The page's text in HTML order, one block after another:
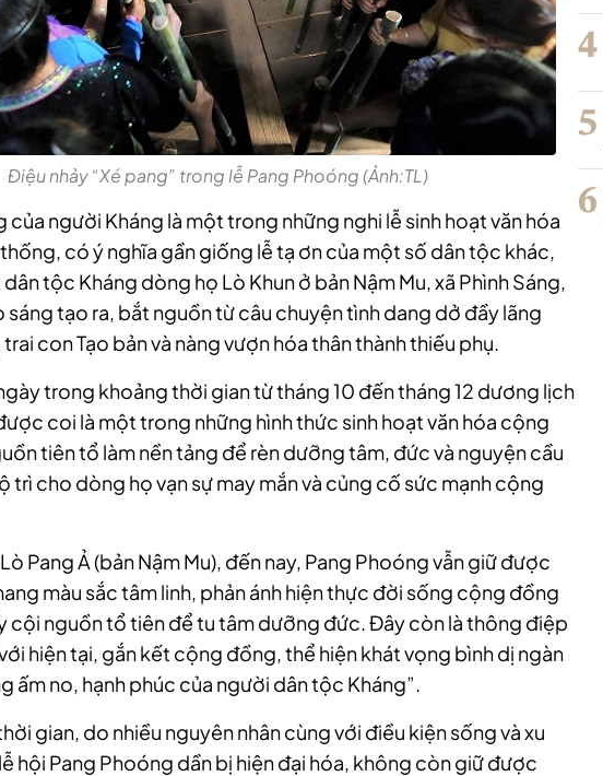
Điệu nhảy “Xé pang” trong lễ Pang Phoóng (Ảnh:TL)
của người Kháng là một trong những nghi lễ sinh hoạt văn hóa
có ý nghĩa gần giống lễ tạ ơn của một số dân tộc khác,
tộc Kháng dòng họ Lò Khun ở bản Nậm Mu, xã Phình Sáng,
sáng tạo ra, bắt nguồn từ câu chuyện tình dang dở đầy lãng
con Tạo bản và nàng vượn hóa thân thành thiếu phụ.
trong khoảng thời gian từ tháng 10 đến tháng 12 dương lịch
coi là một trong những hình thức sinh hoạt văn hóa cộng
tiên tổ làm nền tảng để rèn dưỡng tâm, đức và nguyện cầu
trì cho dòng họ vạn sự may mắn và củng cố sức mạnh cộng
Pang Ả (bản Nậm Mu), đến nay, Pang Phoóng vẫn giữ được
màu sắc tâm linh, phản ánh hiện thực đời sống cộng đồng
cội nguồn tổ tiên để tu tâm dưỡng đức. Đây còn là thông điệp
hiện tại, gắn kết cộng đồng, thể hiện khát vọng bình dị ngàn
ấm no, hạnh phúc của người dân tộc Kháng”.
gian, do nhiều nguyên nhân cùng với điều kiện sống và xu
hội Pang Phoóng dần bị hiện đại hóa, không còn giữ được
4
5
6